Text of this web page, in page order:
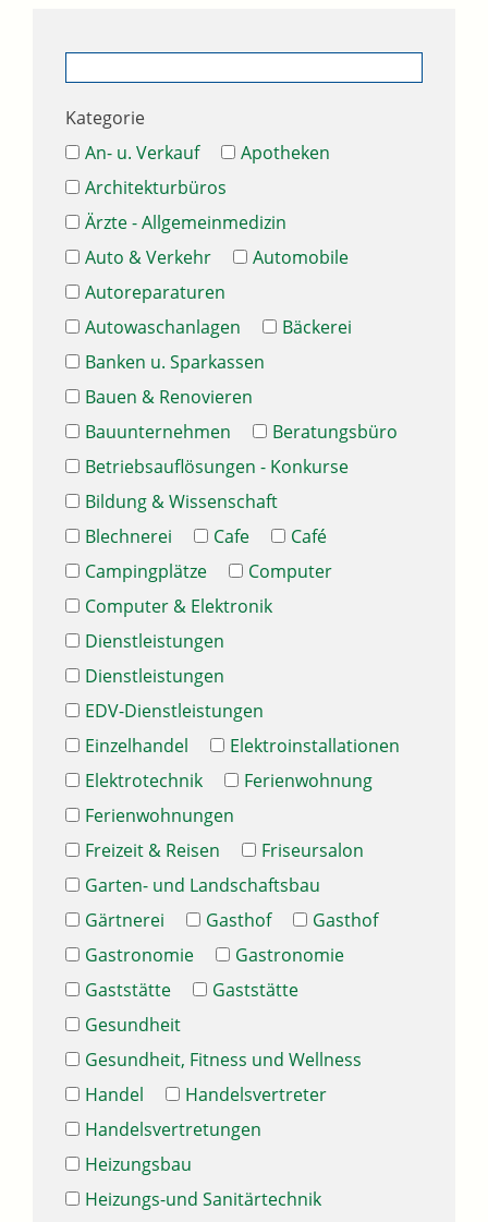
Kategorie
An- u. Verkauf
Apotheken
Architekturbüros
Ärzte - Allgemeinmedizin
Auto & Verkehr
Automobile
Autoreparaturen
Autowaschanlagen
Bäckerei
Banken u. Sparkassen
Bauen & Renovieren
Bauunternehmen
Beratungsbüro
Betriebsauflösungen - Konkurse
Bildung & Wissenschaft
Blechnerei
Cafe
Café
Campingplätze
Computer
Computer & Elektronik
Dienstleistungen
Dienstleistungen
EDV-Dienstleistungen
Einzelhandel
Elektroinstallationen
Elektrotechnik
Ferienwohnung
Ferienwohnungen
Freizeit & Reisen
Friseursalon
Garten- und Landschaftsbau
Gärtnerei
Gasthof
Gasthof
Gastronomie
Gastronomie
Gaststätte
Gaststätte
Gesundheit
Gesundheit, Fitness und Wellness
Handel
Handelsvertreter
Handelsvertretungen
Heizungsbau
Heizungs-und Sanitärtechnik